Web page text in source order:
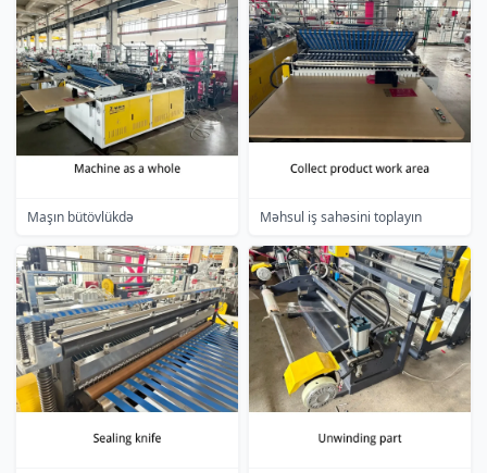
Maşın bütövlükdə Məhsul iş sahəsini toplayın